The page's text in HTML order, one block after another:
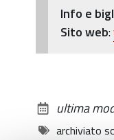
Info e
Sito web:
ultima
archiviato